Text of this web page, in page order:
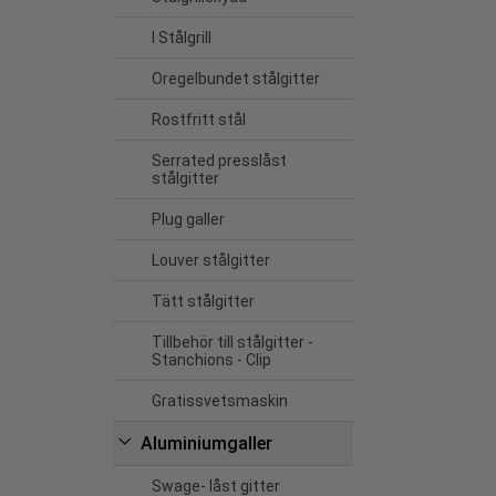
I Stålgrill
Oregelbundet stålgitter
Rostfritt stål
Serrated presslåst
stålgitter
Plug galler
Louver stålgitter
Tätt stålgitter
Tillbehör till stålgitter -
Stanchions - Clip
Gratissvetsmaskin
Aluminiumgaller
Swage- låst gitter